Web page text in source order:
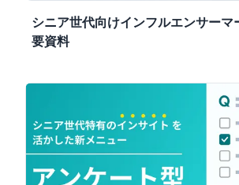
シニア世代向けインフルエンサーマ
要資料